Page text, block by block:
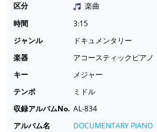
区分
楽曲
時間
3:15
ジャンル
ドキュメンタリー
楽器
アコースティックピアノ
キー
メジャー
テンポ
ミドル
収録アルバムNo. AL-834
アルバム名
DOCUMENTARY PIANO